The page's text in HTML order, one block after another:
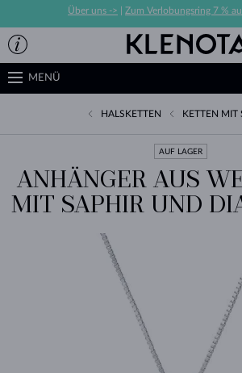
Über uns -> Zum Verlobungsring 7 %
MENÜ
HALSKETTEN KETTEN MIT
AUF LAGER
ANHÄNGER AUS
IT SAPHIR UND